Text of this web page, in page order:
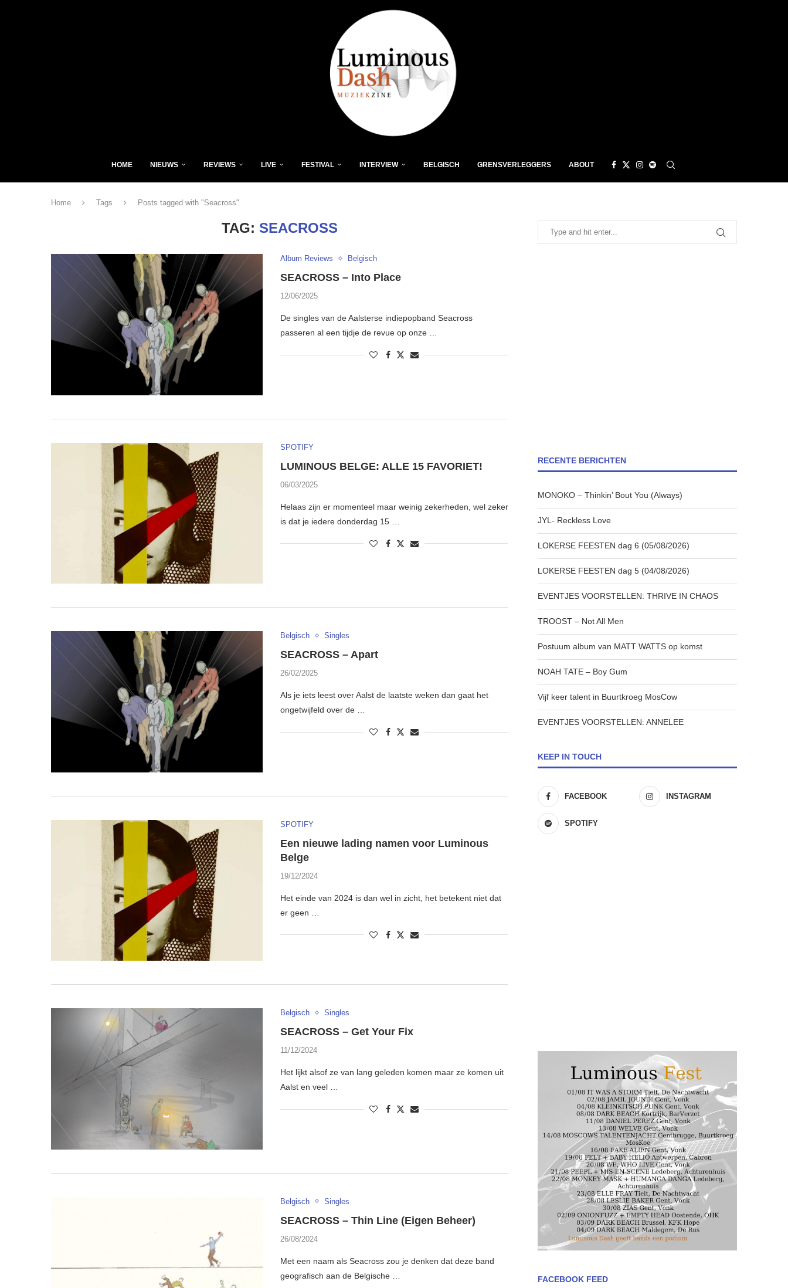
HOME NIEUWS REVIEWS LIVE FESTIVAL INTERVIEW BELGISCH GRENSVERLEGGERS ABOUT
Home Tags Posts tagged with "Seacross"
TAG: SEACROSS
Album Reviews Belgisch
SEACROSS – Into Place
12/06/2025
De singles van de Aalsterse indiepopband Seacross
passeren al een tijdje de revue op onze …
SPOTIFY
LUMINOUS BELGE: ALLE 15 FAVORIET!
06/03/2025
Helaas zijn er momenteel maar weinig zekerheden, wel zeker
is dat je iedere donderdag 15 …
Belgisch Singles
SEACROSS – Apart
26/02/2025
Als je iets leest over Aalst de laatste weken dan gaat het
ongetwijfeld over de …
SPOTIFY
Een nieuwe lading namen voor Luminous
Belge
19/12/2024
Het einde van 2024 is dan wel in zicht, het betekent niet dat
er geen …
Belgisch Singles
SEACROSS – Get Your Fix
11/12/2024
Het lijkt alsof ze van lang geleden komen maar ze komen uit
Aalst en veel …
Belgisch Singles
SEACROSS – Thin Line (Eigen Beheer)
26/08/2024
Met een naam als Seacross zou je denken dat deze band
geografisch aan de Belgische …
RECENTE BERICHTEN
MONOKO – Thinkin’ Bout You (Always)
JYL- Reckless Love
LOKERSE FEESTEN dag 6 (05/08/2026)
LOKERSE FEESTEN dag 5 (04/08/2026)
EVENTJES VOORSTELLEN: THRIVE IN CHAOS
TROOST – Not All Men
Postuum album van MATT WATTS op komst
NOAH TATE – Boy Gum
Vijf keer talent in Buurtkroeg MosCow
EVENTJES VOORSTELLEN: ANNELEE
KEEP IN TOUCH
FACEBOOK INSTAGRAM
SPOTIFY
FACEBOOK FEED